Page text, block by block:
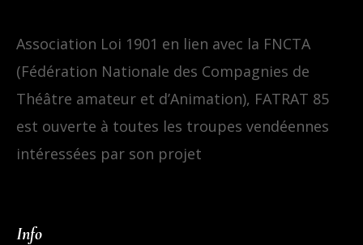
Association Loi 1901 en lien avec la FNCTA
(Fédération Nationale des Compagnies de
Théâtre amateur et d’Animation), FATRAT 85
est ouverte à toutes les troupes vendéennes
intéressées par son projet
Info